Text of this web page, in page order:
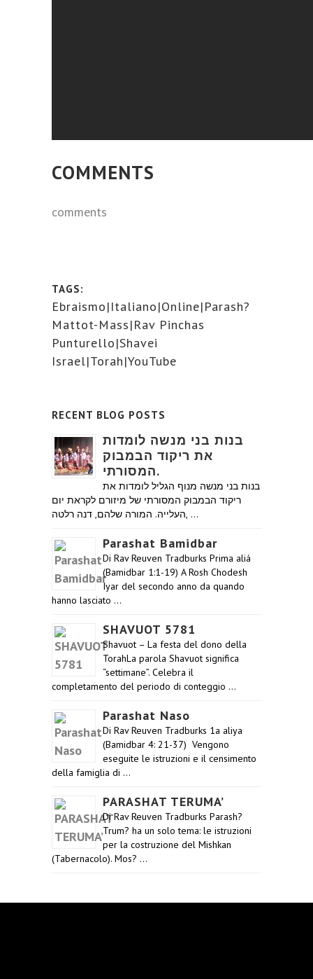
COMMENTS
comments
TAGS:
Ebraismo|Italiano|Online|Parash?
Mattot-Mass|Rav Pinchas
Punturello|Shavei
Israel|Torah|YouTube
RECENT BLOG POSTS
בנות בני מנשה לומדות
את ריקוד הבמבוק
המסורתי.
בנות בני מנשה מנוף הגליל לומדות את
ריקוד הבמבוק המסורתי של מיזורם לקראת יום
העלייה. המורה שלהם, דנה רלטה, …
Parashat Bamidbar
Di Rav Reuven Tradburks Prima aliá
(Bamidbar 1:1-19) A Rosh Chodesh
Iyar del secondo anno da quando
hanno lasciato …
SHAVUOT 5781
Shavuot – La festa del dono della
TorahLa parola Shavuot significa
“settimane”. Celebra il
completamento del periodo di conteggio …
Parashat Naso
Di Rav Reuven Tradburks 1a aliya
(Bamidbar 4: 21-37) Vengono
eseguite le istruzioni e il censimento
della famiglia di …
PARASHAT TERUMA’
Di Rav Reuven Tradburks Parash?
Trum? ha un solo tema: le istruzioni
per la costruzione del Mishkan
(Tabernacolo). Mos? …